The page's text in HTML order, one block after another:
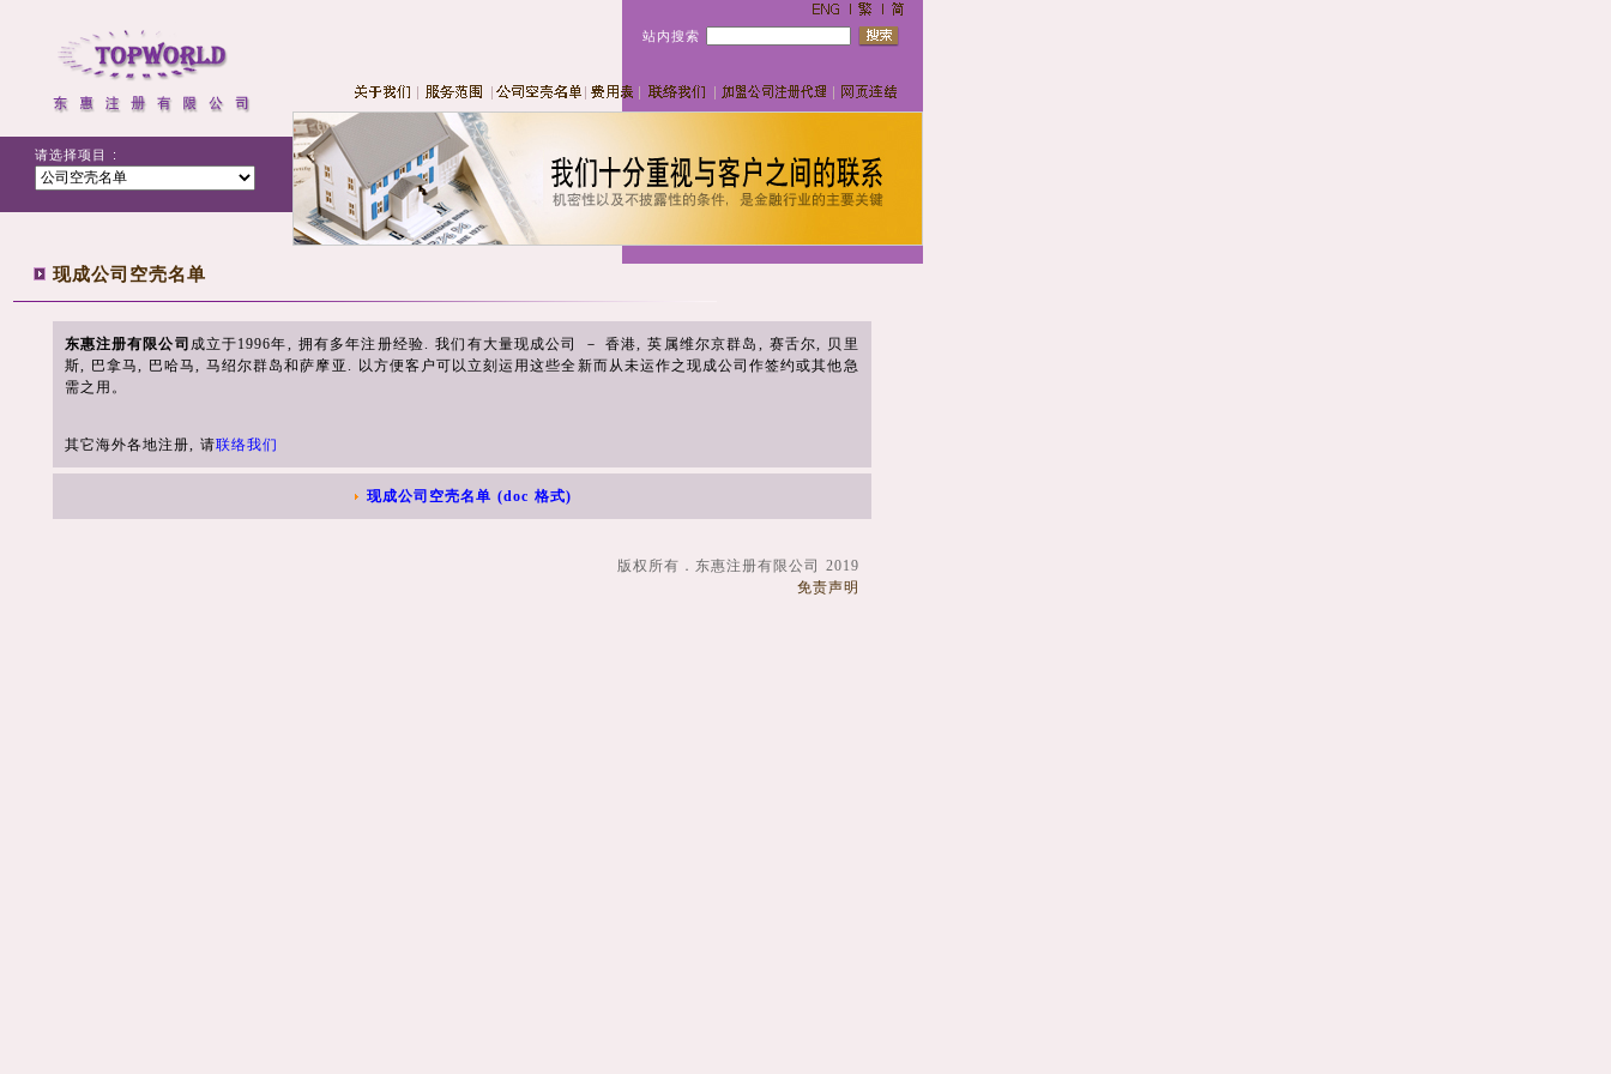
请选择项目 :
站内搜索
现成公司空壳名单
东惠注册有限公司 成立于1996年, 拥有多年注册经验. 我们有大量现成公司 － 香港, 英属维尔京群岛, 赛舌尔, 贝里
斯, 巴拿马, 巴哈马, 马绍尔群岛和萨摩亚. 以方便客户可以立刻运用这些全新而从未运作之现成公司作签约或其他急
需之用。
其它海外各地注册, 请联络我们
现成公司空壳名单 (doc 格式)
版权所有．东惠注册有限公司 2019
免责声明